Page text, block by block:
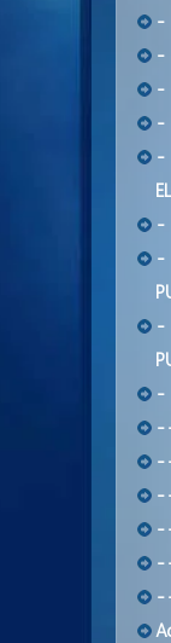
-
-
-
-
-
-
-
-
-